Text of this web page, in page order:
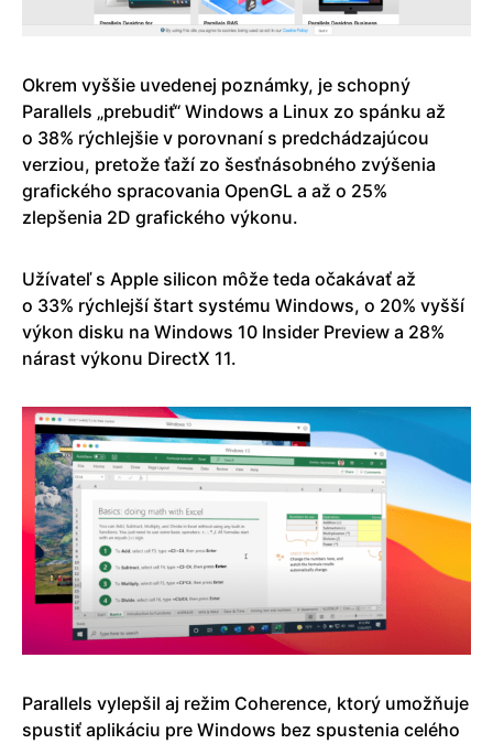
Okrem vyššie uvedenej poznámky, je schopný
Parallels „prebudiť“ Windows a Linux zo spánku až
o 38% rýchlejšie v porovnaní s predchádzajúcou
verziou, pretože ťaží zo šesťnásobného zvýšenia
grafického spracovania OpenGL a až o 25%
zlepšenia 2D grafického výkonu.
Užívateľ s Apple silicon môže teda očakávať až
o 33% rýchlejší štart systému Windows, o 20% vyšší
výkon disku na Windows 10 Insider Preview a 28%
nárast výkonu DirectX 11.
Parallels vylepšil aj režim Coherence, ktorý umožňuje
spustiť aplikáciu pre Windows bez spustenia celého